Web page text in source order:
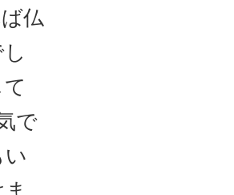
仏
で